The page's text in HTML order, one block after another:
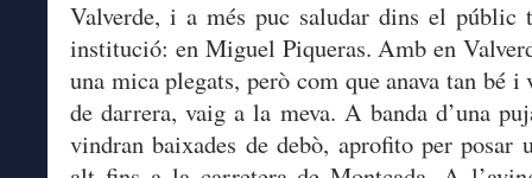
Valverde, i a més puc saludar dins el públic
institució: en Miguel Piqueras. Amb en
una mica plegats, però com que anava tan bé i
de darrera, vaig a la meva. A banda d’una
vindran baixades de debò, aprofito per posar